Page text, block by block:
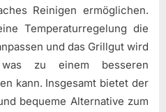
Reinigen ermöglichen.
Temperaturregelung die
und das Grillgut wird
zu einem besseren
kann. Insgesamt bietet der
bequeme Alternative zum